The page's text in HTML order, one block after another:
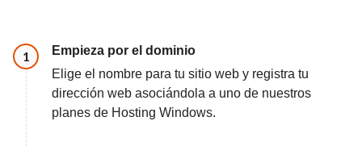
Paso
1
Empieza por el dominio
Elige el nombre para tu sitio web y registra tu
dirección web asociándola a uno de nuestros
planes de Hosting Windows.